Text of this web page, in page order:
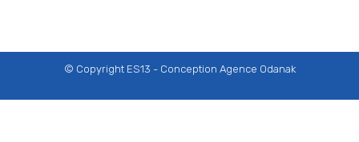
© Copyright ES13 - Conception Agence Odanak